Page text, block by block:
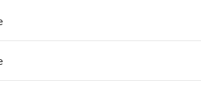
de Vacances à Paris-Ile de France
de Vacances à la Normandie